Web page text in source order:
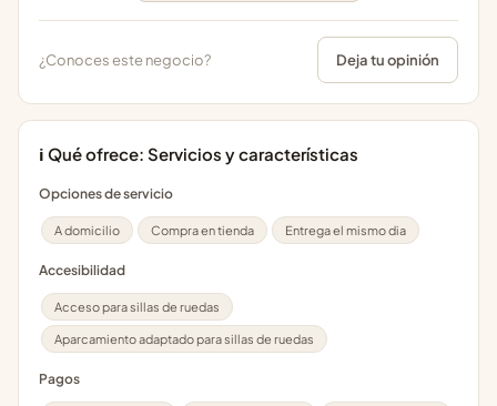
¿Conoces este negocio? Deja tu opinión
ℹ️ Qué ofrece: Servicios y características
Opciones de servicio
A domicilio Compra en tienda Entrega el mismo dia
Accesibilidad
Acceso para sillas de ruedas
Aparcamiento adaptado para sillas de ruedas
Pagos